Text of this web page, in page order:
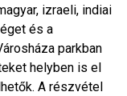
izraeli, indiai
és a
parkban
helyben is el
A részvétel